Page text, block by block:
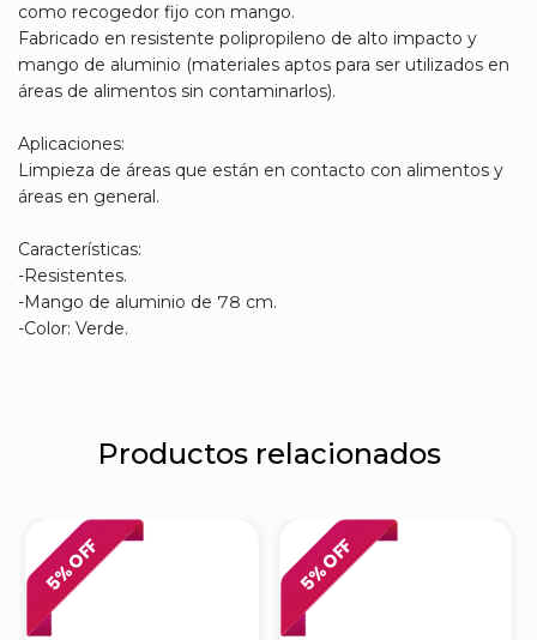
como recogedor fijo con mango.
Fabricado en resistente polipropileno de alto impacto y
mango de aluminio (materiales aptos para ser utilizados en
áreas de alimentos sin contaminarlos).
Aplicaciones:
Limpieza de áreas que están en contacto con alimentos y
áreas en general.
Características:
-Resistentes.
-Mango de aluminio de 78 cm.
-Color: Verde.
Productos relacionados
5
% OFF 5
% OFF